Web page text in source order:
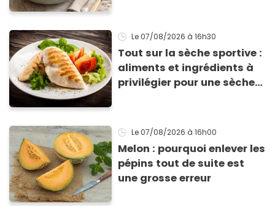
Le 07/08/2026 à 16h30
Tout sur la sèche sportive :
aliments et ingrédients à
privilégier pour une sèche
Le 07/08/2026 à 16h00
Melon : pourquoi enlever les
pépins tout de suite est
une grosse erreur